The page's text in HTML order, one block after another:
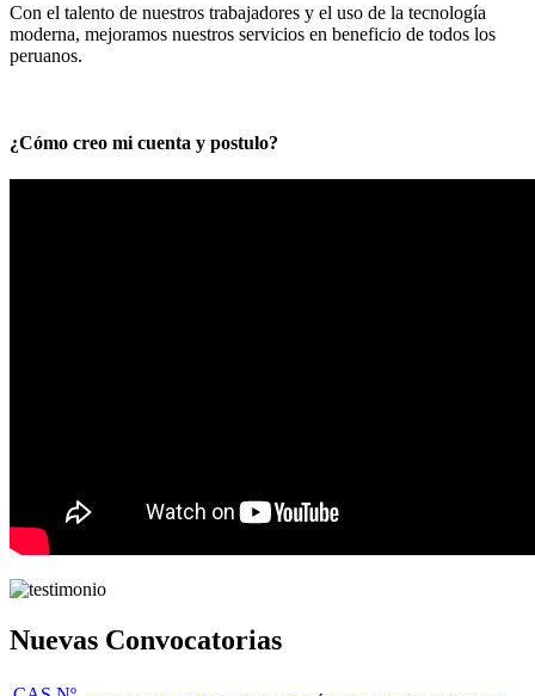
Con el talento de nuestros trabajadores y el uso de la tecnología
moderna, mejoramos nuestros servicios en beneficio de todos los
peruanos.
¿Cómo creo mi cuenta y postulo?
Nuevas Convocatorias